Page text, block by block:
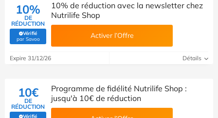
10%
DE
RÉDUCTION
Vérifié
par Savoo(Vérifié par Savoo)
10% de réduction avec la newsletter chez
Nutrilife Shop
Activer l’Offre
Expire 31/12/26 Détails
10€
DE
RÉDUCTION
Vérifié
Programme de fidélité Nutrilife Shop :
jusqu'à 10€ de réduction